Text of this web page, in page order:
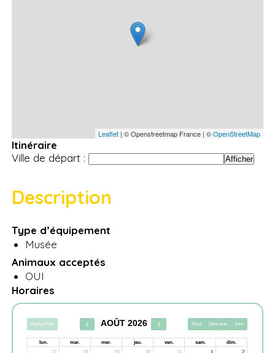
Leaflet| © Openstreetmap France | ©OpenStreetMap
Itinéraire
Ville de départ :
Description
Type d’équipement
Musée
Animaux acceptés
OUI
Horaires